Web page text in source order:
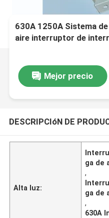
630A 1250A Sistema
aire interruptor de
Mejor precio
DESCRIPCIóN DE
Alta luz:
ga de
,
ga de
,
630A